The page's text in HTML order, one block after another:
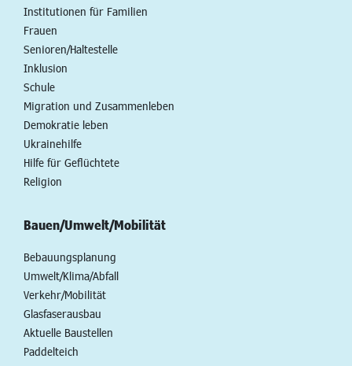
Institutionen für Familien
Frauen
Senioren/Haltestelle
Inklusion
Schule
Migration und Zusammenleben
Demokratie leben
Ukrainehilfe
Hilfe für Geflüchtete
Religion
Bauen/Umwelt/Mobilität
Bebauungsplanung
Umwelt/Klima/Abfall
Verkehr/Mobilität
Glasfaserausbau
Aktuelle Baustellen
Paddelteich